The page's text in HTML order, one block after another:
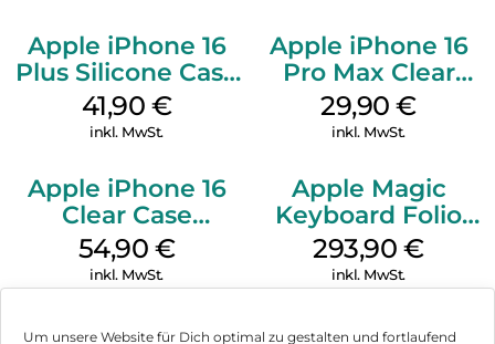
Um unsere Website für Dich optimal zu gestalten und fortlaufend
Apple iPhone 16
Plus Silicone Case
MagSafe Stone
Gray
41,90 €
inkl. MwSt.
Apple iPhone 16
Pro Max Clear
Case MagSafe
Transparent
29,90€
inkl. MwSt.
Apple iPhone 16
Clear Case
MagSafe
Transparent
54,90 €
inkl. MwSt.
Apple Magic
Keyboard Folio
iPad 10.9″ (10.Gen.)
Weiß
293,90€
inkl. MwSt.